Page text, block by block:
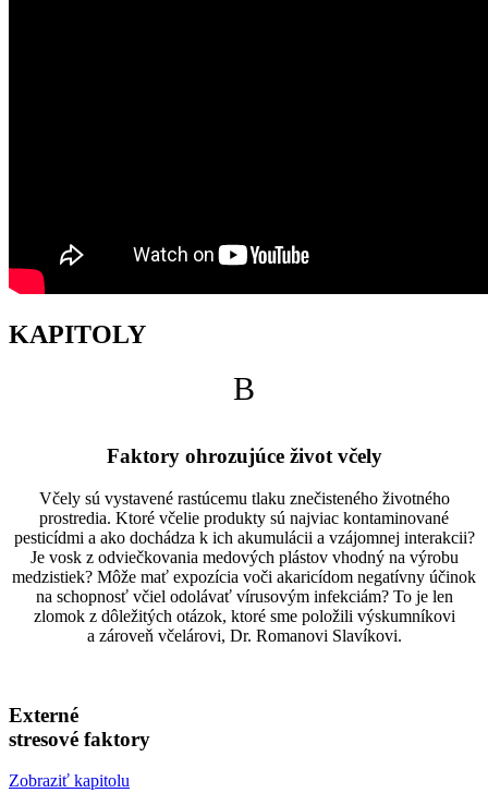
KAPITOLY
B
Faktory ohrozujúce život včely
Včely sú vystavené rastúcemu tlaku znečisteného životného
prostredia. Ktoré včelie produkty sú najviac kontaminované
pesticídmi a ako dochádza k ich akumulácii a vzájomnej interakcii?
Je vosk z odviečkovania medových plástov vhodný na výrobu
medzistiek? Môže mať expozícia voči akaricídom negatívny účinok
na schopnosť včiel odolávať vírusovým infekciám? To je len
zlomok z dôležitých otázok, ktoré sme položili výskumníkovi
a zároveň včelárovi, Dr. Romanovi Slavíkovi.
Externé
stresové faktory
Zobraziť kapitolu